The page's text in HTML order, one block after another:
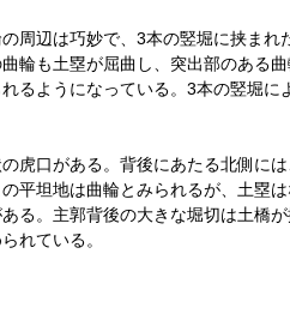
周辺は巧妙で、3本の竪堀に挟まれ
輪も土塁が屈曲し、突出部のある
るようになっている。3本の竪堀に
虎口がある。背後にあたる北側に
平坦地は曲輪とみられるが、土塁
る。主郭背後の大きな堀切は土橋
れている。